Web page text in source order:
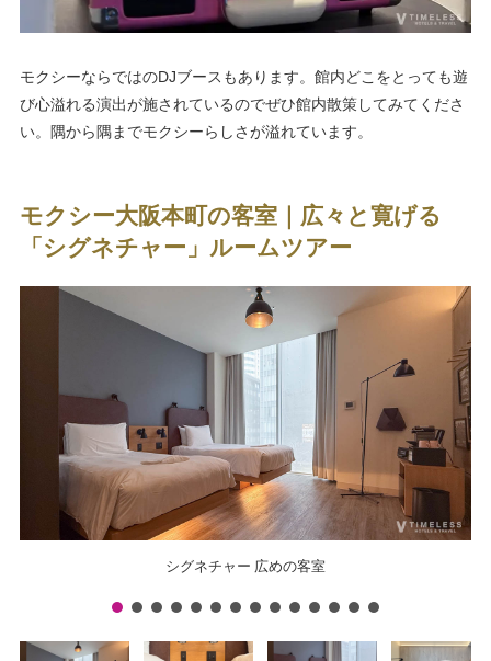
モクシーならではのDJブースもあります。館内どこをとっても遊
び心溢れる演出が施されているのでぜひ館内散策してみてくださ
い。隅から隅までモクシーらしさが溢れています。
モクシー大阪本町の客室｜広々と寛げる
「シグネチャー」ルームツアー
シグネチャー 広めの客室